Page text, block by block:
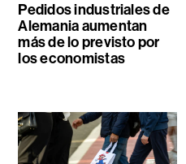
Pedidos industriales de
Alemania aumentan
más de lo previsto por
los economistas